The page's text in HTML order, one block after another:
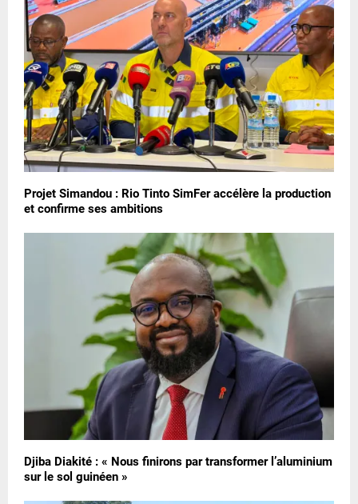
Projet Simandou : Rio Tinto SimFer accélère la production
et confirme ses ambitions
Djiba Diakité : « Nous finirons par transformer l’aluminium
sur le sol guinéen »